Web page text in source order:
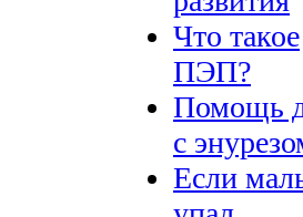
Что такое
ПЭП?
Помощь
с
Если